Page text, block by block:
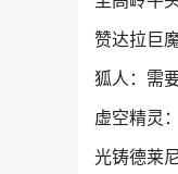
赞达拉巨
狐人：需
虚空精灵
光铸德莱